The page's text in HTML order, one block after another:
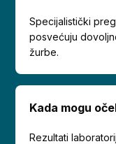
Specijalistički
posvećuju
žurbe.
Kada mogu
Rezultati